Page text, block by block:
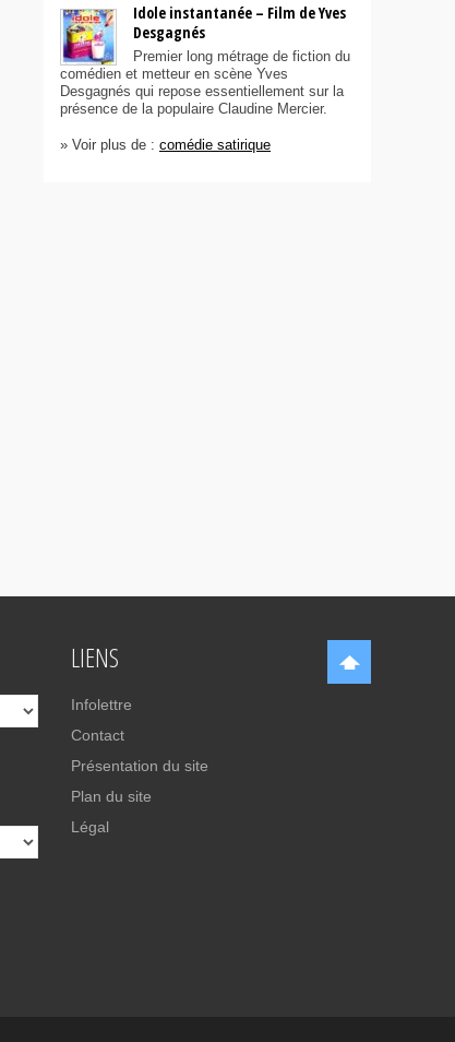
Idole instantanée – Film de Yves
Desgagnés
Premier long métrage de fiction du
comédien et metteur en scène Yves
Desgagnés qui repose essentiellement sur la
présence de la populaire Claudine Mercier.
» Voir plus de : comédie satirique
LIENS
Infolettre
Contact
Présentation du site
Plan du site
Légal